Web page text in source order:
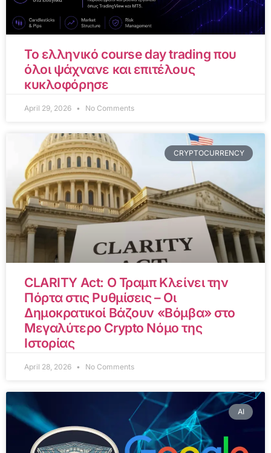
Το ελληνικό course day trading που
όλοι ψάχνανε και επιτέλους
κυκλοφόρησε
April 29, 2026 No Comments
CRYPTOCURRENCY
CLARITY Act: Ο Τραμπ Κλείνει την
Πόρτα στις Ρυθμίσεις – Οι
Δημοκρατικοί Βάζουν «Βόμβα» στο
Μεγαλύτερο Crypto Νόμο της
Ιστορίας
April 28, 2026 No Comments
AI